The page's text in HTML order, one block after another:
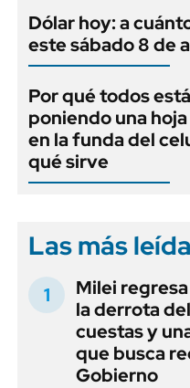
Dólar hoy: a
este sábado 8 de
Por qué todos
poniendo una
en la funda del
qué sirve
Las más
Milei
la derrota
cuestas y
que busca
Gobierno